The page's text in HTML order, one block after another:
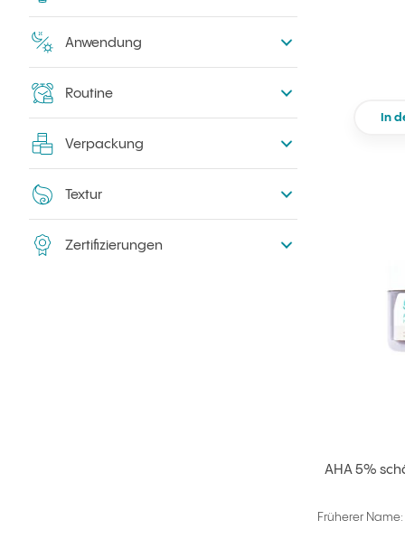
Anwendung
Routine
Verpackung
Textur
Zertifizierungen
In
AHA 5%
Früherer